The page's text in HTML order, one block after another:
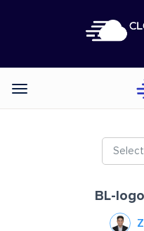
Categories
BL-